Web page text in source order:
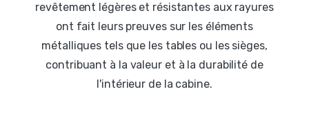
revêtement légères et résistantes aux rayures
ont fait leurs preuves sur les éléments
métalliques tels que les tables ou les sièges,
contribuant à la valeur et à la durabilité de
l'intérieur de la cabine.